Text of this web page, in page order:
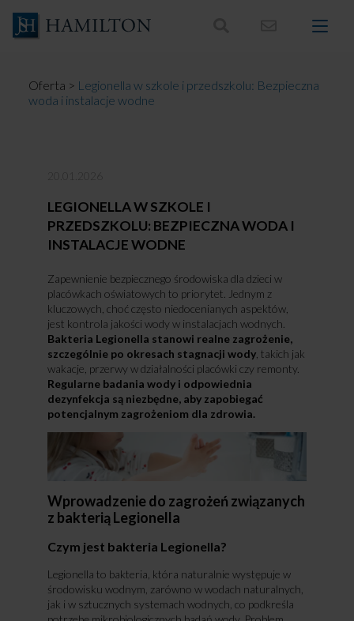
treści
Oferta > Legionella w szkole i przedszkolu: Bezpieczna
woda i instalacje wodne
LEGIONELLA W SZKOLE I
PRZEDSZKOLU: BEZPIECZNA WODA I
INSTALACJE WODNE
Zapewnienie bezpiecznego środowiska dla dzieci w
placówkach oświatowych to priorytet. Jednym z
kluczowych, choć często niedocenianych aspektów,
jest kontrola jakości wody w instalacjach wodnych.
Bakteria Legionella stanowi realne zagrożenie,
szczególnie po okresach stagnacji wody, takich jak
wakacje, przerwy w działalności placówki czy remonty.
Regularne badania wody i odpowiednia
dezynfekcja są niezbędne, aby zapobiegać
potencjalnym zagrożeniom dla zdrowia.
Wprowadzenie do zagrożeń związanych
z bakterią Legionella
Czym jest bakteria Legionella?
Legionella to bakteria, która naturalnie występuje w
środowisku wodnym, zarówno w wodach naturalnych,
jak i w sztucznych systemach wodnych, co podkreśla